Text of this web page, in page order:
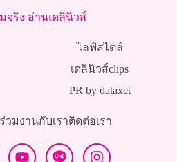
จริง อ่านเดลินิวส์
ไลฟ์สไตล์
เดลินิวส์clips
PR by dataxet
ร่วมงานกับเราติดต่อเรา